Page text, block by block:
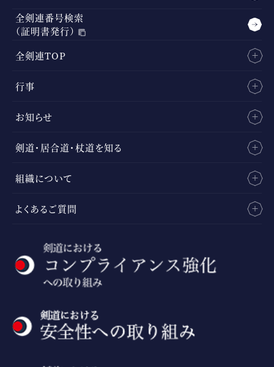
全剣連番号検索
（証明書発行）
全剣連TOP
行事
お知らせ
剣道・居合道・杖道を知る
組織について
よくあるご質問